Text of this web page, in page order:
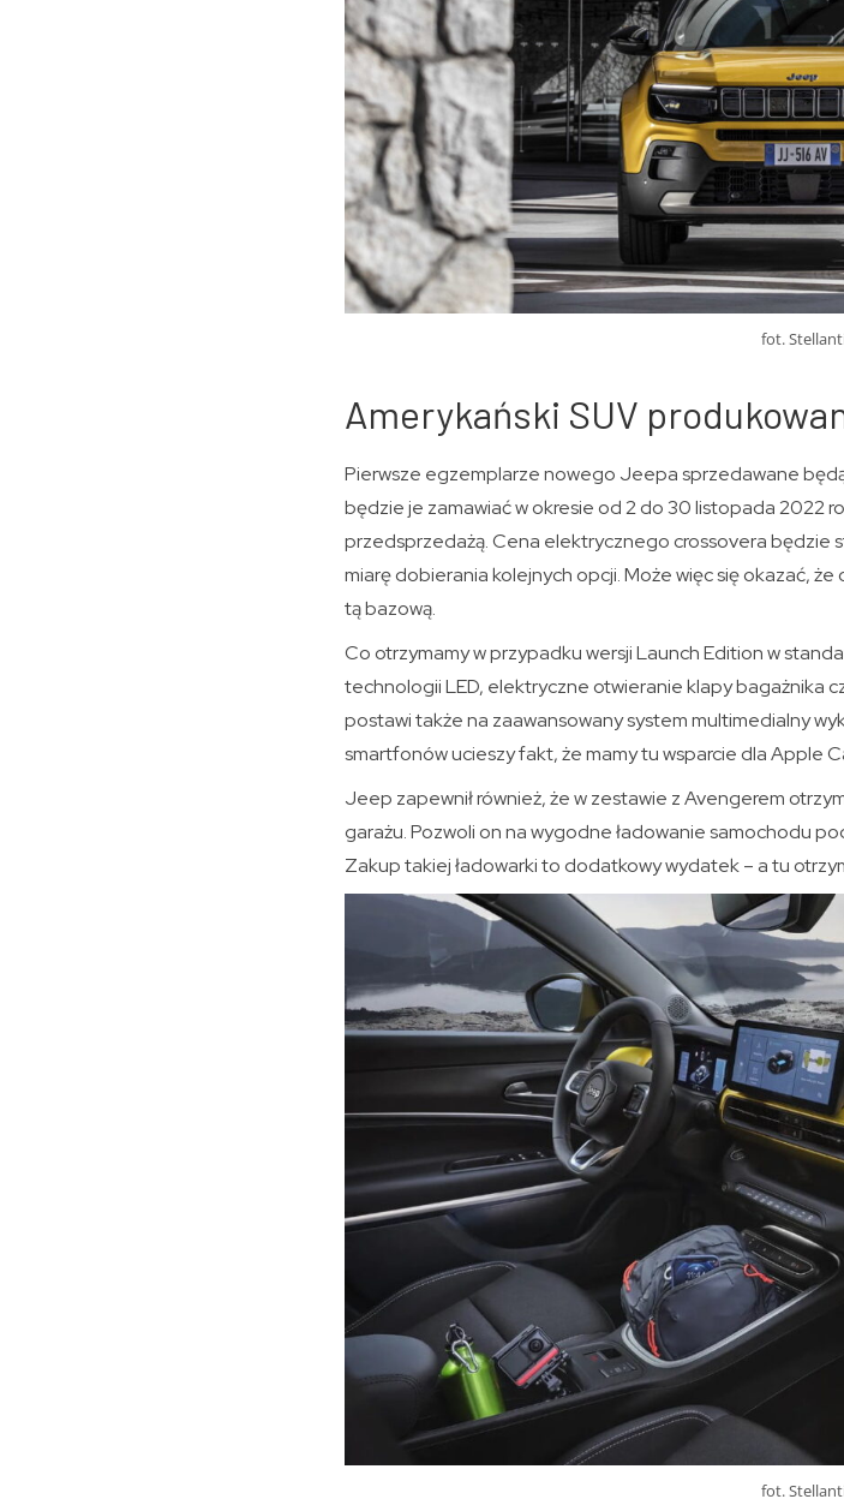
fot.
Amerykański SUV
Pierwsze egzemplarze nowego Jeepa sprzedawane
będzie je zamawiać w okresie od 2 do 30 listopada 2022
przedsprzedażą. Cena elektrycznego crossovera będzie
miarę dobierania kolejnych opcji. Może więc się okazać,
tą bazową.
Co otrzymamy w przypadku wersji Launch Edition w
technologii LED, elektryczne otwieranie klapy bagażnika
postawi także na zaawansowany system multimedialny
smartfonów ucieszy fakt, że mamy tu wsparcie dla Apple
Jeep zapewnił również, że w zestawie z Avengerem
garażu. Pozwoli on na wygodne ładowanie samochodu
Zakup takiej ładowarki to dodatkowy wydatek – a tu
fot.